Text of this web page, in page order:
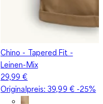
Chino - Tapered Fit -
Leinen-Mix
29,99 €
Originalpreis:39,99 €-25%